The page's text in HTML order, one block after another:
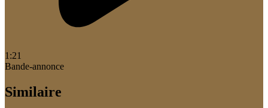
1:21
Bande-annonce
Similaire